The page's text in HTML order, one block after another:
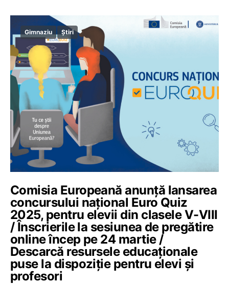
Gimnaziu Știri
Comisia Europeană anunță lansarea
concursului național Euro Quiz
2025, pentru elevii din clasele V-VIII
/ Înscrierile la sesiunea de pregătire
online încep pe 24 martie /
Descarcă resursele educaționale
puse la dispoziție pentru elevi și
profesori